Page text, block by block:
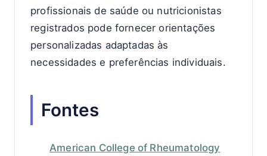
profissionais de saúde ou nutricionistas
registrados pode fornecer orientações
personalizadas adaptadas às
necessidades e preferências individuais.
Fontes
American College of Rheumatology